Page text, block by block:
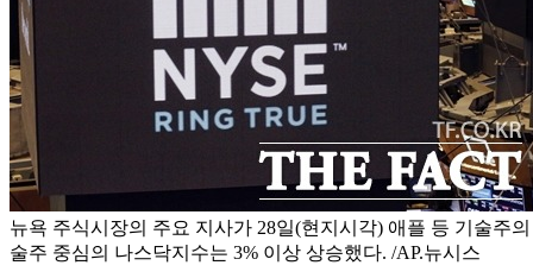
뉴욕 주식시장의 주요 지사가 28일(현지시각) 애플 등 기술주
술주 중심의 나스닥지수는 3% 이상 상승했다. /AP.뉴시스